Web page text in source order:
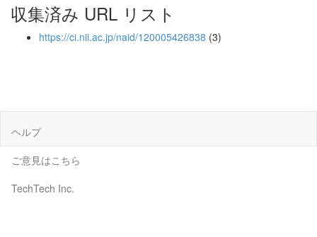
収集済み URL リスト
https://ci.nii.ac.jp/naid/120005426838 (3)
ヘルプ
ご意見はこちら
TechTech Inc.